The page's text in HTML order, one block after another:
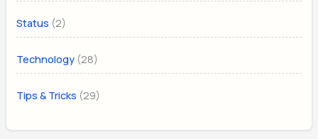
Status (2)
Technology (28)
Tips & Tricks (29)